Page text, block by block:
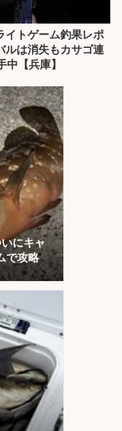
イトゲーム釣果レポ
ルは消失もカサゴ連
中【兵庫】
にキャ
で攻略